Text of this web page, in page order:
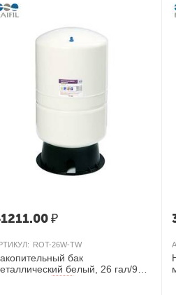
₽
ROT-26W-TW
бак
белый, 26 гал/98